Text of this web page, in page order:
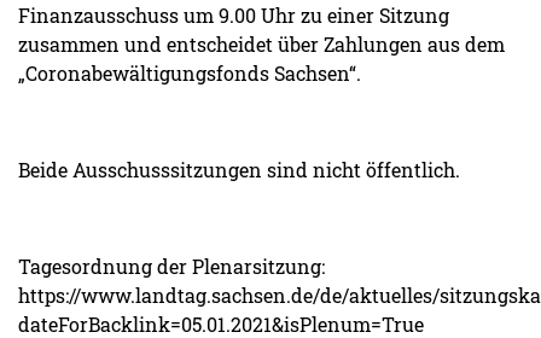
Finanzausschuss um 9.00 Uhr zu einer Sitzung
zusammen und entscheidet über Zahlungen aus dem
„Coronabewältigungsfonds Sachsen“.
Beide Ausschusssitzungen sind nicht öffentlich.
Tagesordnung der Plenarsitzung:
https://www.landtag.sachsen.de/de/aktuelles/
dateForBacklink=05.01.2021&isPlenum=True